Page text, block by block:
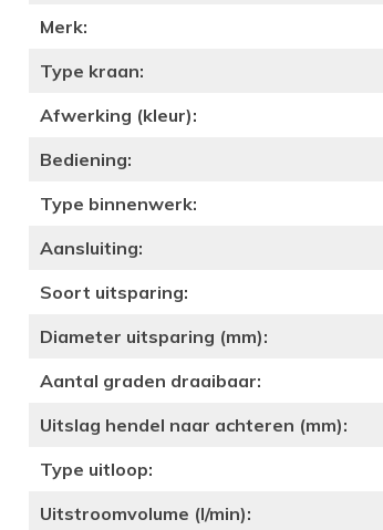
Merk:
Type kraan:
Afwerking (kleur):
Bediening:
Type binnenwerk:
Aansluiting:
Soort uitsparing:
Diameter uitsparing (mm):
Aantal graden draaibaar:
Uitslag hendel naar achteren (mm):
Type uitloop:
Uitstroomvolume (l/min):